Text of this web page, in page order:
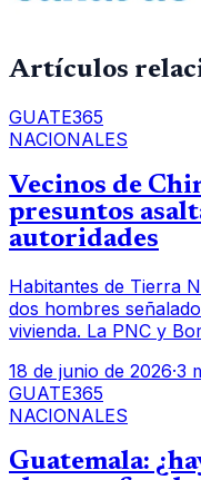
Artículos
GUATE365
NACIONALES
Vecinos de
presuntos
autoridades
Habitantes de Tierra
dos hombres
vivienda. La PNC y
18 de junio de 2026·3
GUATE365
NACIONALES
Guatemala: